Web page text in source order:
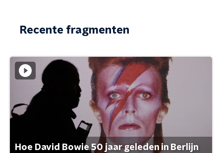
Recente fragmenten
Hoe David Bowie 50 jaar geleden in Berlijn